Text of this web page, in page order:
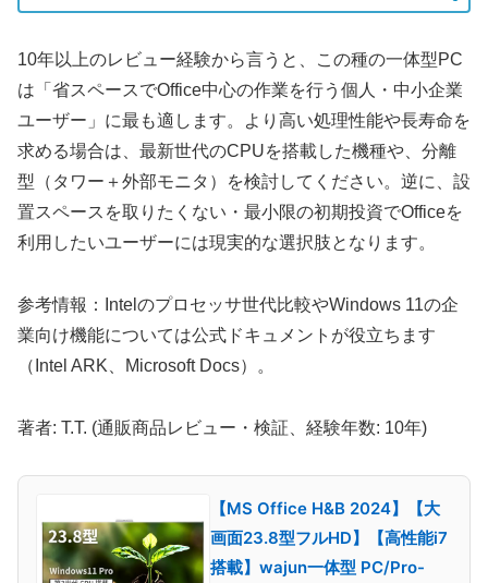
10年以上のレビュー経験から言うと、この種の一体型PC
は「省スペースでOffice中心の作業を行う個人・中小企業
ユーザー」に最も適します。より高い処理性能や長寿命を
求める場合は、最新世代のCPUを搭載した機種や、分離
型（タワー＋外部モニタ）を検討してください。逆に、設
置スペースを取りたくない・最小限の初期投資でOfficeを
利用したいユーザーには現実的な選択肢となります。
参考情報：Intelのプロセッサ世代比較やWindows 11の企
業向け機能については公式ドキュメントが役立ちます
（Intel ARK、Microsoft Docs）。
著者: T.T. (通販商品レビュー・検証、経験年数: 10年)
【MS Office H&B 2024】【大
画面23.8型フルHD】【高性能i7
搭載】wajun一体型 PC/Pro-